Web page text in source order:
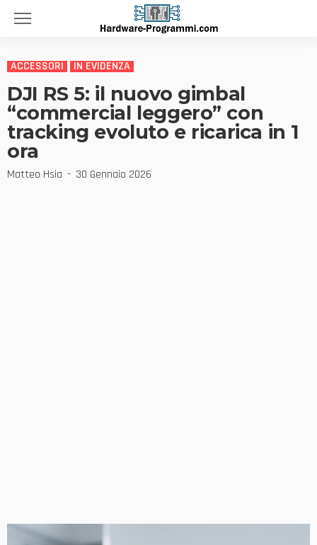
ACCESSORI IN EVIDENZA
DJI RS 5: il nuovo gimbal
“commercial leggero” con
tracking evoluto e ricarica in 1
ora
Matteo Hsia 30 Gennaio 2026